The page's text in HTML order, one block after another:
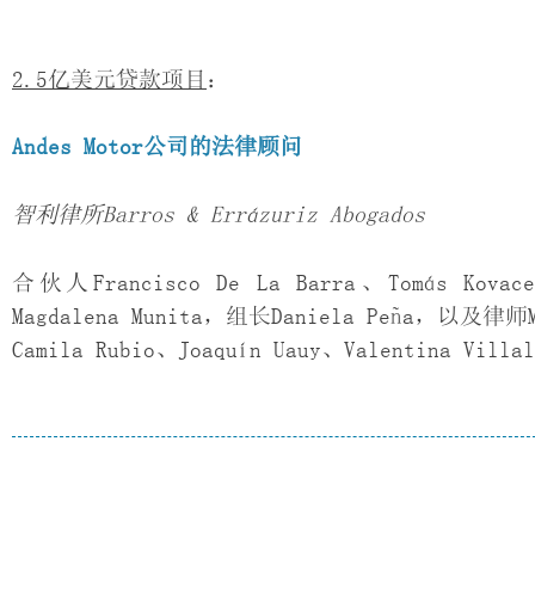
2.5亿美元贷款项目 ：
Andes Motor公司的法律顾问
智利律所Barros & Errázuriz Abogados
合伙人Francisco De La Barra、Tomás
Magdalena Munita，组长Daniela Peña，以及
Camila Rubio、Joaquín Uauy、Valentina